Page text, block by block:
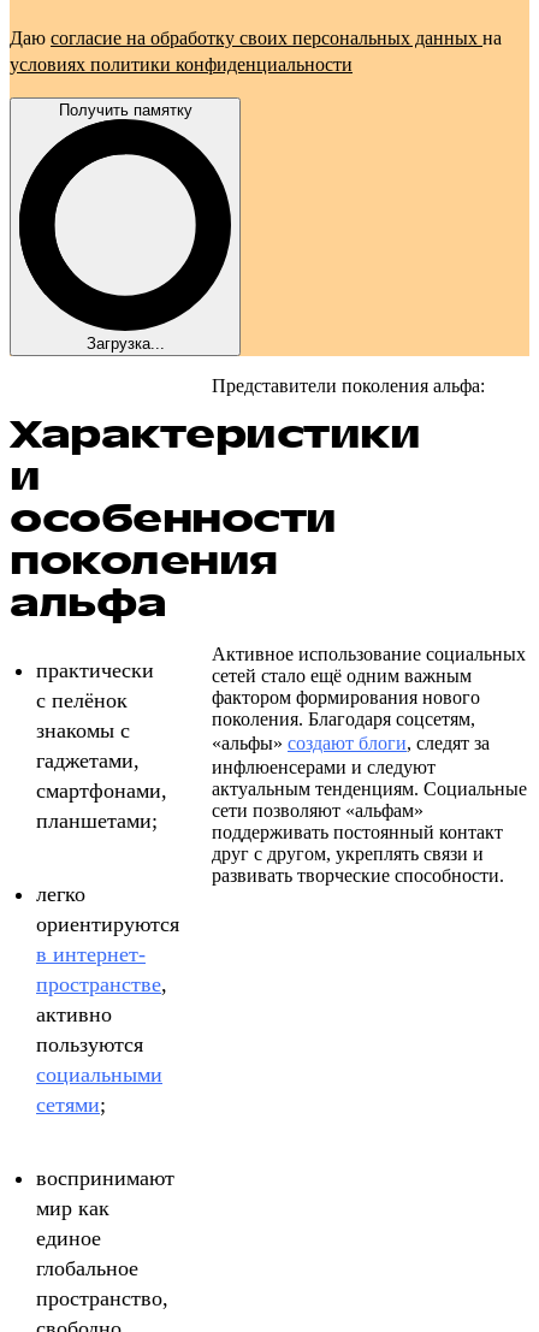
Даю согласие на обработку своих персональных данных на
условиях политики конфиденциальности
Получить памятку
Загрузка...
Характеристики
и
особенности
поколения
альфа
Представители поколения альфа:
практически
с пелёнок
знакомы с
гаджетами,
смартфонами,
планшетами;
легко
ориентируются
в интернет-
пространстве,
активно
пользуются
социальными
сетями;
воспринимают
мир как
единое
глобальное
пространство,
Активное использование социальных
сетей стало ещё одним важным
фактором формирования нового
поколения. Благодаря соцсетям,
«альфы» создают блоги, следят за
инфлюенсерами и следуют
актуальным тенденциям. Социальные
сети позволяют «альфам»
поддерживать постоянный контакт
друг с другом, укреплять связи и
развивать творческие способности.